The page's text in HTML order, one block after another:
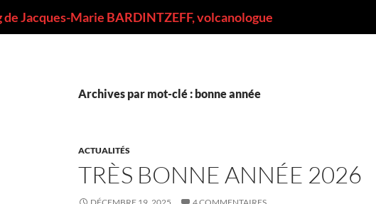
Jacques-Marie BARDINTZEFF, volcanologue
Archives par mot-clé : bonne année
ACTUALITÉS
TRÈS BONNE ANNÉE 2026